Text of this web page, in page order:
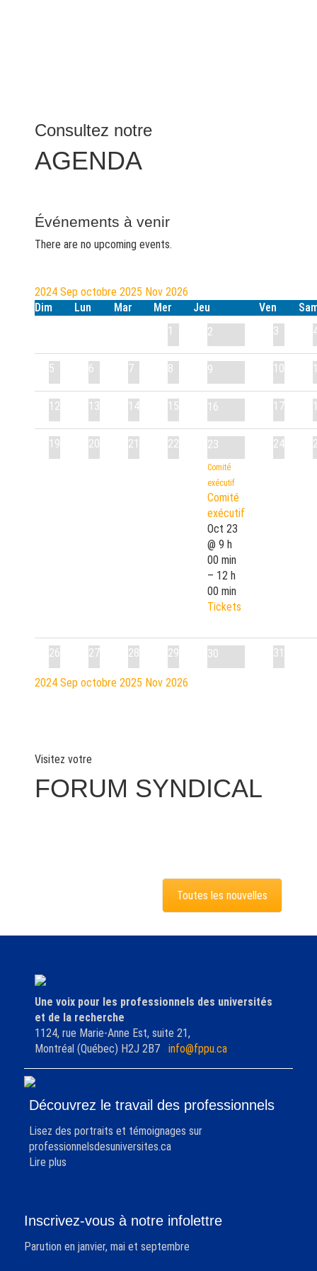
Consultez notre
AGENDA
Événements à venir
There are no upcoming events.
2024 Sep octobre 2025 Nov 2026
Dim
Lun Mar Mer Jeu Ven
1
2 3
5 6 7 8 9 10
12 13 14 15 16 17
19 20 21 22 23
Comité
exécutif
Comité
exécutif
Oct 23
@ 9 h
00 min
– 12 h
00 min
Tickets
24
26 27 28 29 30 31
2024 Sep octobre 2025 Nov 2026
Visitez votre
FORUM SYNDICAL
Toutes les nouvelles
Une voix pour les professionnels des universités
et de la recherche
1124, rue Marie-Anne Est, suite 21,
Montréal (Québec) H2J 2B7 info@fppu.ca
Découvrez le travail des professionnels
Lisez des portraits et témoignages sur
professionnelsdesuniversites.ca
Lire plus
Inscrivez-vous à notre infolettre
Parution en janvier, mai et septembre